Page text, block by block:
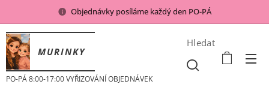
Objednávky posíláme každý den PO-PÁ
MURINKY
PO-PÁ 8:00-17:00 VYŘIZOVÁNÍ OBJEDNÁVEK
Hledat